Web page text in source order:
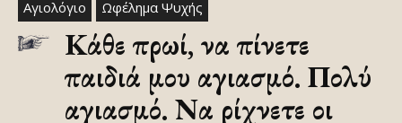
Αγιολόγιο Ωφέλημα Ψυχής
Κάθε πρωί, να πίνετε
παιδιά μου αγιασμό. Πολύ
αγιασμό. Να ρίχνετε οι